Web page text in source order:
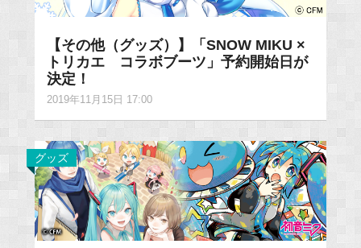
【その他（グッズ）】「SNOW MIKU ×
トリカエ コラボブーツ」予約開始日が
決定！
2019年11月15日 17:00
グッズ